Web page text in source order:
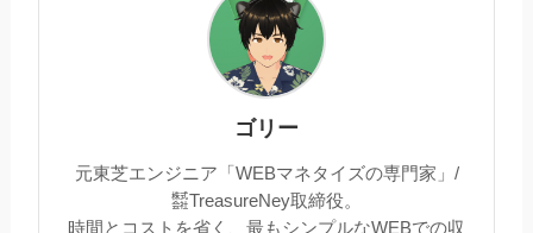
ゴリー
元東芝エンジニア「WEBマネタイズの専門家」/
㍿TreasureNey取締役。
時間とコストを省く、最もシンプルなWEBでの収